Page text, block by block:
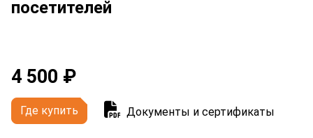
посетителей
4 500 ₽
Где купить Документы и сертификаты